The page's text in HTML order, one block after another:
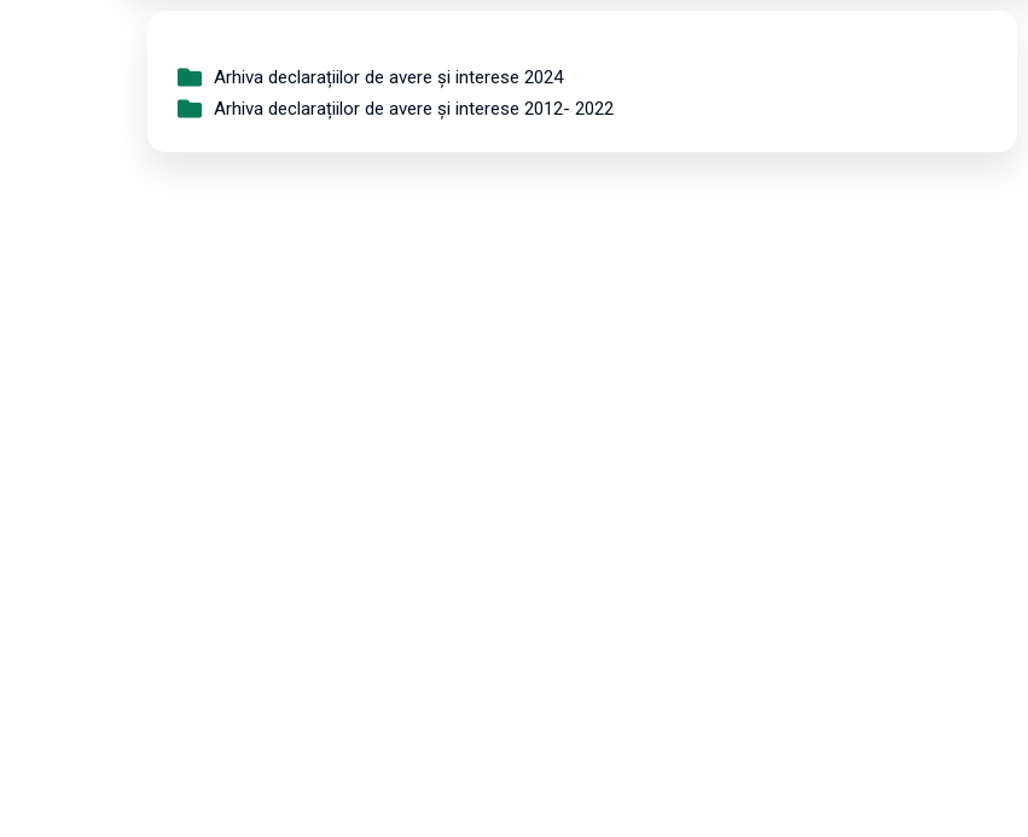
Arhiva declarațiilor de avere și interese 2024
Arhiva declarațiilor de avere și interese 2012- 2022